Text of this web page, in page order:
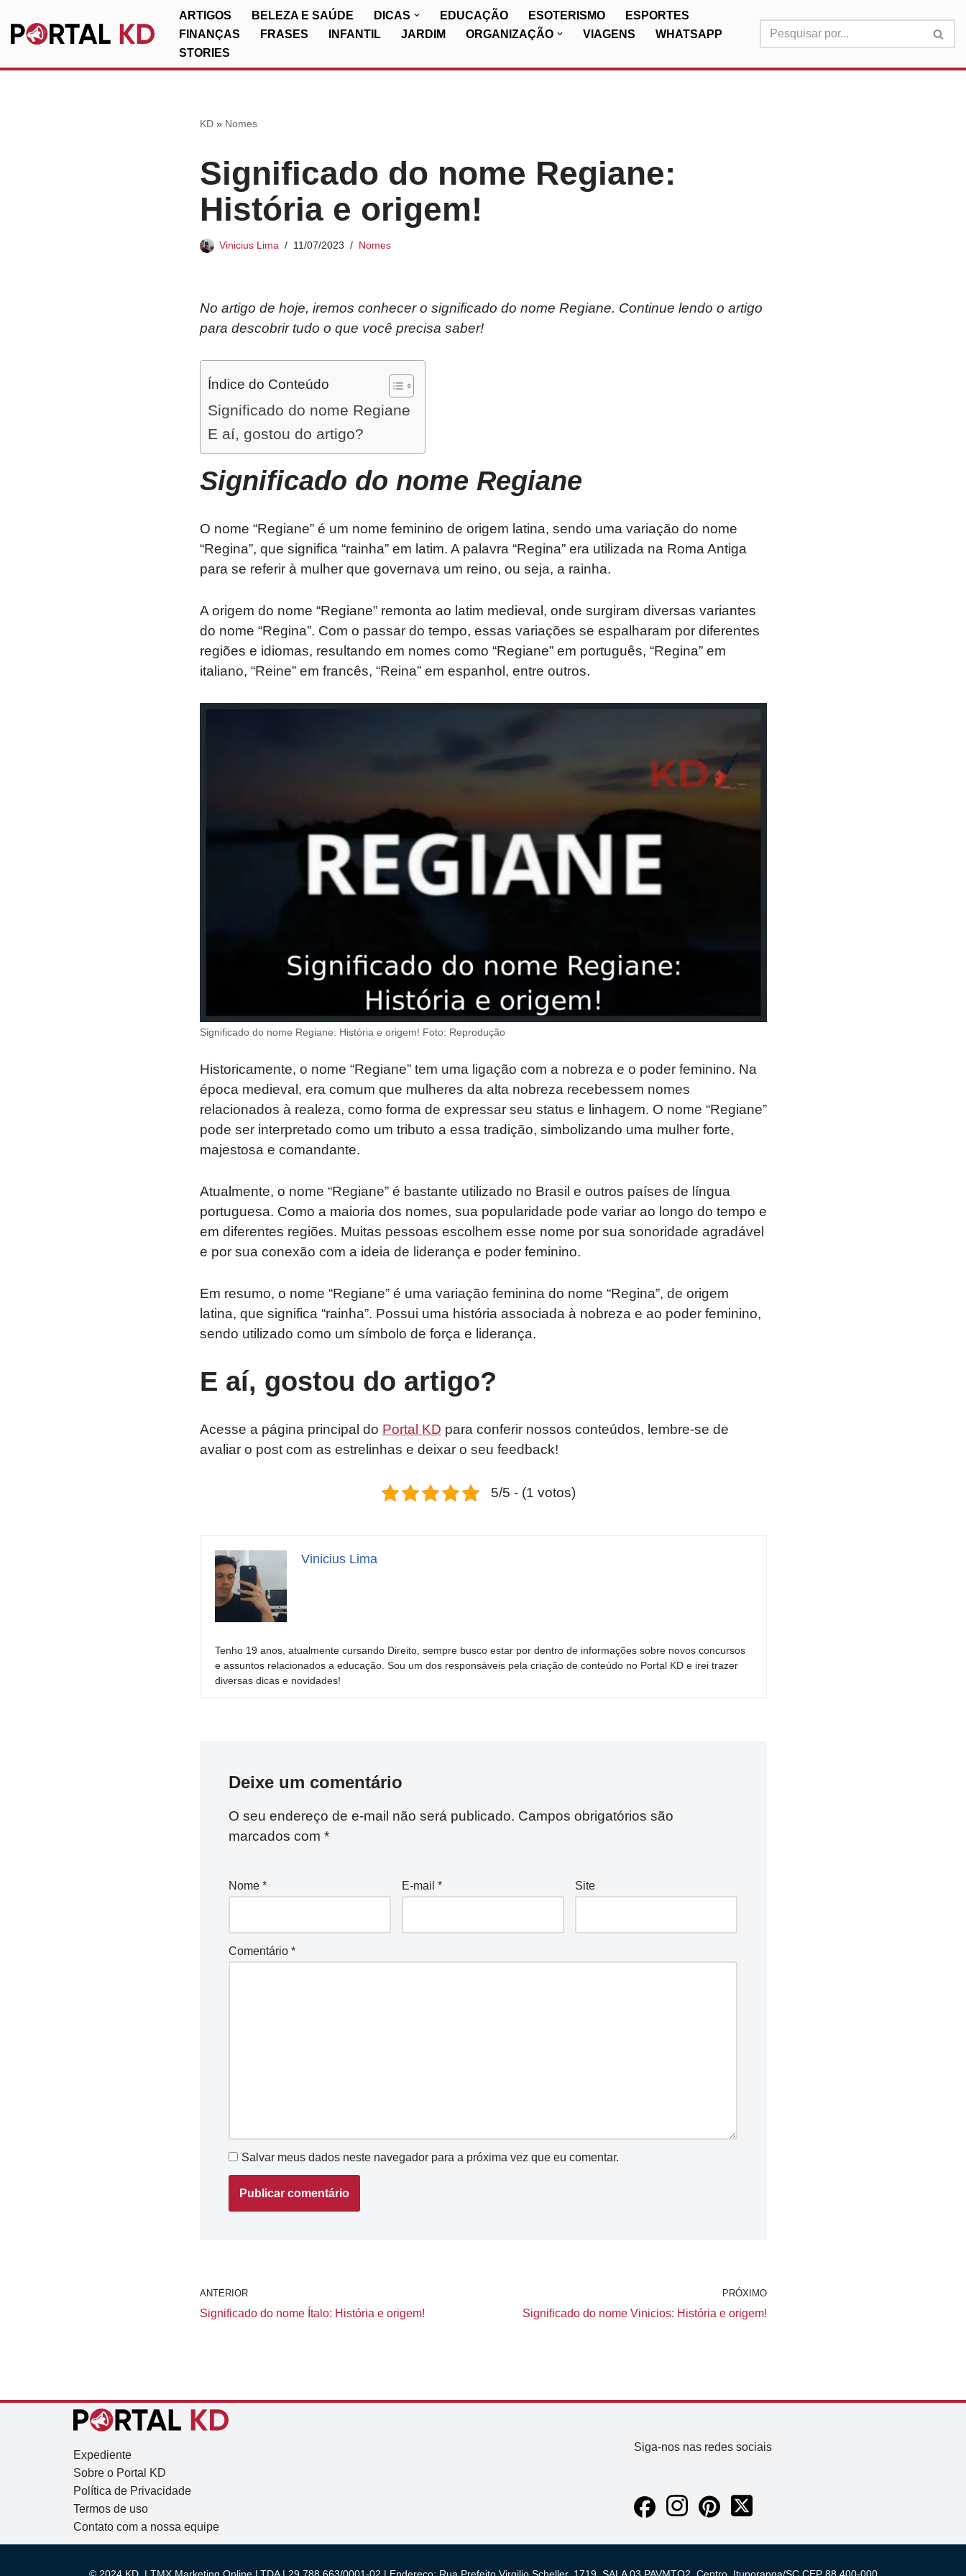
Pular
ARTIGOS BELEZA E SAÚDE DICAS EDUCAÇÃO ESOTERISMO
ESPORTES
FINANÇAS
FRASES INFANTIL JARDIM ORGANIZAÇÃO VIAGENS
WHATSAPP
STORIES
KD» Nomes
Significado do nome Regiane:
História e origem!
Vinicius Lima 11/07/2023 Nomes
No artigo de hoje, iremos conhecer o significado do nome Regiane. Continue lendo o artigo
para descobrir tudo o que você precisa saber!
Índice do Conteúdo
Significado do nome Regiane
E aí, gostou do artigo?
Significado do nome Regiane
O nome “Regiane” é um nome feminino de origem latina, sendo uma variação do nome
“Regina”, que significa “rainha” em latim. A palavra “Regina” era utilizada na Roma Antiga
para se referir à mulher que governava um reino, ou seja, a rainha.
A origem do nome “Regiane” remonta ao latim medieval, onde surgiram diversas variantes
do nome “Regina”. Com o passar do tempo, essas variações se espalharam por diferentes
regiões e idiomas, resultando em nomes como “Regiane” em português, “Regina” em
italiano, “Reine” em francês, “Reina” em espanhol, entre outros.
Significado do nome Regiane: História e origem! Foto: Reprodução
Historicamente, o nome “Regiane” tem uma ligação com a nobreza e o poder feminino. Na
época medieval, era comum que mulheres da alta nobreza recebessem nomes
relacionados à realeza, como forma de expressar seu status e linhagem. O nome “Regiane”
pode ser interpretado como um tributo a essa tradição, simbolizando uma mulher forte,
majestosa e comandante.
Atualmente, o nome “Regiane” é bastante utilizado no Brasil e outros países de língua
portuguesa. Como a maioria dos nomes, sua popularidade pode variar ao longo do tempo e
em diferentes regiões. Muitas pessoas escolhem esse nome por sua sonoridade agradável
e por sua conexão com a ideia de liderança e poder feminino.
Em resumo, o nome “Regiane” é uma variação feminina do nome “Regina”, de origem
latina, que significa “rainha”. Possui uma história associada à nobreza e ao poder feminino,
sendo utilizado como um símbolo de força e liderança.
E aí, gostou do artigo?
Acesse a página principal do Portal KD para conferir nossos conteúdos, lembre-se de
avaliar o post com as estrelinhas e deixar o seu feedback!
5/5 - (1 votos)
Vinicius Lima
Tenho 19 anos, atualmente cursando Direito, sempre busco estar por dentro de informações sobre novos concursos
e assuntos relacionados a educação. Sou um dos responsáveis pela criação de conteúdo no Portal KD e irei trazer
diversas dicas e novidades!
Deixe um comentário
O seu endereço de e-mail não será publicado. Campos obrigatórios são
marcados com *
Nome * E-mail * Site
Comentário *
Salvar meus dados neste navegador para a próxima vez que eu comentar.
ANTERIOR
Significado do nome Ítalo: História e origem!
PRÓXIMO
Significado do nome Vinicios: História e origem!
Expediente
Sobre o Portal KD
Política de Privacidade
Termos de uso
Contato com a nossa equipe
Siga-nos nas redes sociais